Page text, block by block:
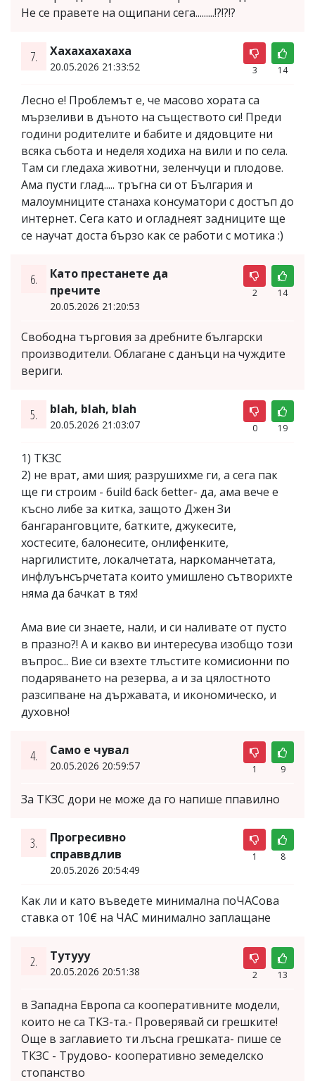
Не се правете на ощипани сега.........!?!?!?
7. Хахахахахаха
20.05.2026 21:33:52 3 14
Лесно е! Проблемът е, че масово хората са
мързеливи в дъното на съществото си! Преди
години родителите и бабите и дядовците ни
всяка събота и неделя ходиха на вили и по села.
Там си гледаха животни, зеленчуци и плодове.
Ама пусти глад..... тръгна си от България и
малоумниците станаха консуматори с достъп до
интернет. Сега като и огладнеят задниците ще
се научат доста бързо как се работи с мотика :)
6.
Като престанете да
пречите
20.05.2026 21:20:53
2 14
Свободна търговия за дребните български
производители. Облагане с данъци на чуждите
вериги.
5. blah, blah, blah
20.05.2026 21:03:07 0 19
1) ТКЗС
2) не врат, ами шия; разрушихме ги, а сега пак
ще ги строим - 6uild 6ack 6etter- да, ама вече е
късно либе за китка, защото Джен Зи
бангаранговците, батките, джукесите,
хостесите, балонесите, онлифенките,
наргилистите, локалчетата, наркоманчетата,
инфлуънсърчетата които умишлено сътворихте
няма да бачкат в тях!
Ама вие си знаете, нали, и си наливате от пусто
в празно?! А и какво ви интересува изобщо този
въпрос... Вие си взехте тлъстите комисионни по
подаряването на резерва, а и за цялостното
разсипване на държавата, и икономическо, и
духовно!
4. Само е чувал
20.05.2026 20:59:57 1 9
За ТКЗС дори не може да го напише ппавилно
3.
Прогресивно
справвдлив
20.05.2026 20:54:49
1 8
Как ли и като въведете минимална поЧАСова
ставка от 10€ на ЧАС минимално заплащане
2. Тутууу
20.05.2026 20:51:38 2 13
в Западна Европа са кооперативните модели,
които не са ТКЗ-та.- Проверявай си грешките!
Още в заглавието ти лъсна грешката- пише се
ТКЗС - Трудово- кооперативно земеделско
стопанство